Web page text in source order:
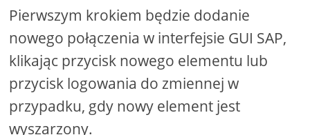
Pierwszym krokiem będzie dodanie
nowego połączenia w interfejsie GUI SAP,
klikając przycisk nowego elementu lub
przycisk logowania do zmiennej w
przypadku, gdy nowy element jest
wyszarzony.